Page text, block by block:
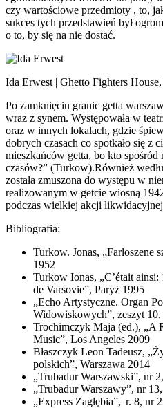
czy wartościowe przedmioty , to,
sukces tych przedstawień był
o to, by się na nie dostać.
Ida Erwest | Ghetto Fighters
Po zamknięciu granic getta
wraz z synem. Występowała w
oraz w innych lokalach, gdzie
dobrych czasach co spotkało się z
mieszkańców getta, bo kto spośród
czasów?” (Turkow).Również
została zmuszona do występu w
realizowanym w getcie wiosną
podczas wielkiej akcji likwidacyjnej
Bibliografia:
Turkow. Jonas, „Farloszene
1952
Turkow Ionas, „C’était
de Varsovie”, Paryż 1995
„Echo Artystyczne. Organ
Widowiskowych”, zeszyt 10,
Trochimczyk Maja (ed.), „A
Music”, Los Angeles 2009
Błaszczyk Leon Tadeusz,
polskich”, Warszawa 2014
„Trubadur Warszawski”, nr
„Trubadur Warszawy”, nr
„Express Zagłębia”, r. 8, nr